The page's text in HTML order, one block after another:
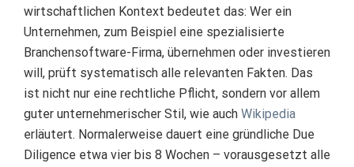
wirtschaftlichen Kontext bedeutet das: Wer ein
Unternehmen, zum Beispiel eine spezialisierte
Branchensoftware-Firma, übernehmen oder investieren
will, prüft systematisch alle relevanten Fakten. Das
ist nicht nur eine rechtliche Pflicht, sondern vor allem
guter unternehmerischer Stil, wie auch Wikipedia
erläutert. Normalerweise dauert eine gründliche Due
Diligence etwa vier bis 8 Wochen – vorausgesetzt alle